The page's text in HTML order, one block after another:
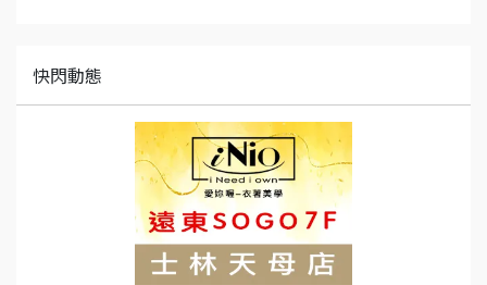
快閃動態